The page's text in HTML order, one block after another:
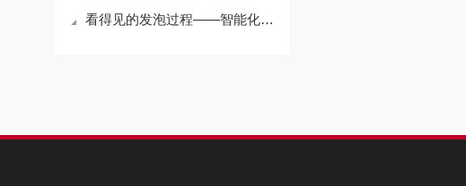
看得见的发泡过程——智能化泡沫起升测定仪如何让“黑箱”变透明